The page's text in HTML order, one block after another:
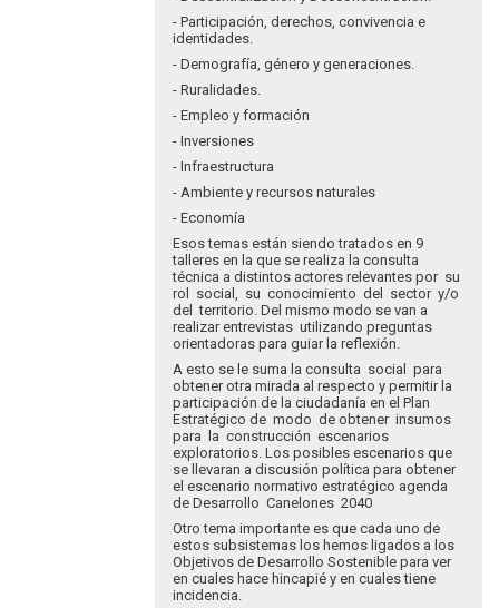
- Participación, derechos, convivencia e
identidades.
- Demografía, género y generaciones.
- Ruralidades.
- Empleo y formación
- Inversiones
- Infraestructura
- Ambiente y recursos naturales
- Economía
Esos temas están siendo tratados en 9
talleres en la que se realiza la consulta
técnica a distintos actores relevantes por su
rol social, su conocimiento del sector y/o
del territorio. Del mismo modo se van a
realizar entrevistas utilizando preguntas
orientadoras para guiar la reflexión.
A esto se le suma la consulta social para
obtener otra mirada al respecto y permitir la
participación de la ciudadanía en el Plan
Estratégico de modo de obtener insumos
para la construcción escenarios
exploratorios. Los posibles escenarios que
se llevaran a discusión política para obtener
el escenario normativo estratégico agenda
de Desarrollo Canelones 2040
Otro tema importante es que cada uno de
estos subsistemas los hemos ligados a los
Objetivos de Desarrollo Sostenible para ver
en cuales hace hincapié y en cuales tiene
incidencia.